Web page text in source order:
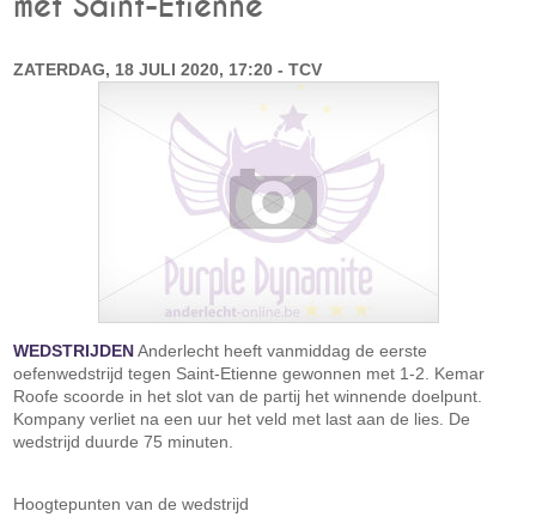
met Saint-Etienne
ZATERDAG, 18 JULI 2020, 17:20 - TCV
WEDSTRIJDENAnderlecht heeft vanmiddag de eerste
oefenwedstrijd tegen Saint-Etienne gewonnen met 1-2. Kemar
Roofe scoorde in het slot van de partij het winnende doelpunt.
Kompany verliet na een uur het veld met last aan de lies. De
wedstrijd duurde 75 minuten.
Hoogtepunten van de wedstrijd